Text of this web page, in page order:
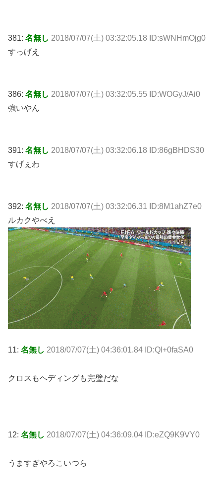
381: 名無し 2018/07/07(土) 03:32:05.18 ID:sWNHmOjg0
すっげえ
386: 名無し 2018/07/07(土) 03:32:05.55 ID:WOGyJ/Ai0
強いやん
391: 名無し 2018/07/07(土) 03:32:06.18 ID:86gBHDS30
すげぇわ
392: 名無し 2018/07/07(土) 03:32:06.31 ID:8M1ahZ7e0
ルカクやべえ
11: 名無し 2018/07/07(土) 04:36:01.84 ID:QI+0faSA0
クロスもヘディングも完璧だな
12: 名無し 2018/07/07(土) 04:36:09.04 ID:eZQ9K9VY0
うますぎやろこいつら